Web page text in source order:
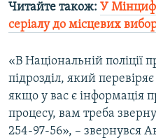
Читайте також: У
серіалу до місцевих
«В Національній поліції
підрозділ, який
якщо у вас є інформація
процесу, вам треба
254-97-56», – звернувся